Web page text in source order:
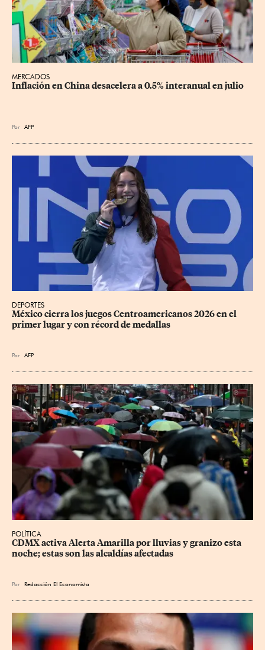
MERCADOS
Inflación en China desacelera a 0.5% interanual en julio
Por AFP
DEPORTES
México cierra los juegos Centroamericanos 2026 en el
primer lugar y con récord de medallas
Por AFP
POLÍTICA
CDMX activa Alerta Amarilla por lluvias y granizo esta
noche; estas son las alcaldías afectadas
Por Redacción El Economista